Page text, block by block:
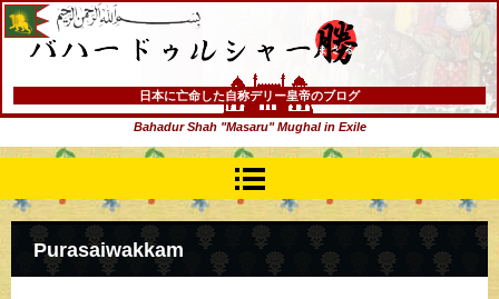
バハードゥルシャー勝(まさる)
日本に亡命した自称デリー皇帝のブログ
Bahadur Shah "Masaru" Mughal in Exile
Purasaiwakkam